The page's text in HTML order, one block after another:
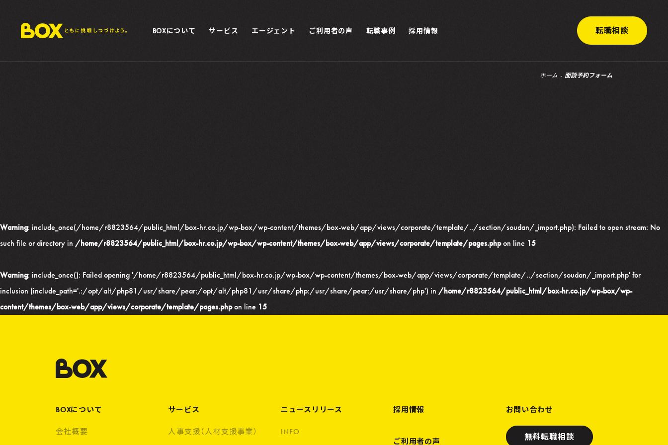
BOXについて サービス エージェント ご利用者の声 転職事例 採用情報 転職相談
ホーム 面談予約フォーム
Warning: include_once(/home/r8823564/public_html/box-hr.co.jp/wp-box/wp-content/themes/box-web/app/views/corporate/template/../section/soudan/_import.php): Failed to open stream: No
such file or directory in /home/r8823564/public_html/box-hr.co.jp/wp-box/wp-content/themes/box-web/app/views/corporate/template/pages.phpon line 15
Warning: include_once(): Failed opening '/home/r8823564/public_html/box-hr.co.jp/wp-box/wp-content/themes/box-web/app/views/corporate/template/../section/soudan/_import.php' for
inclusion (include_path='.:/opt/alt/php81/usr/share/pear:/opt/alt/php81/usr/share/php:/usr/share/pear:/usr/share/php') in /home/r8823564/public_html/box-hr.co.jp/wp-box/wp-
content/themes/box-web/app/views/corporate/template/pages.phpon line 15
BOXについて
会社概要
サービス
人事支援（人材支援事業）
ニュースリリース
INFO
採用情報
ご利用者の声
お問い合わせ
無料転職相談